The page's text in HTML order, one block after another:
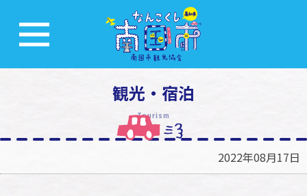
観光・宿泊
Tourism
2022年08月17日